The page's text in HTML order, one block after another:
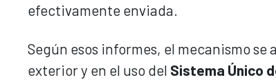
efectivamente enviada.
Según esos informes, el mecanismo
exterior y en el uso del Sistema Único